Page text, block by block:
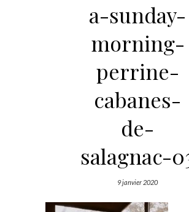
a-sunday-
morning-
perrine-
cabanes-
de-
salagnac-
9 janvier 2020